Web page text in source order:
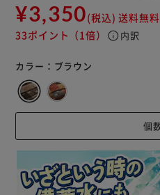
¥3,350(税込) 送料無料
33ポイント （1倍） info 内訳
カラー： ブラウン